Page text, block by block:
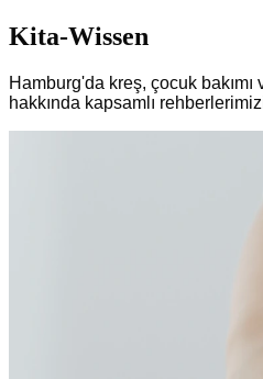
Kita-Wissen
Hamburg'da kreş, çocuk
hakkında kapsamlı